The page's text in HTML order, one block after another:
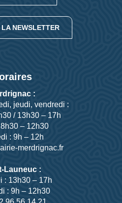
LA NEWSLETTER
:
jeudi, vendredi :
/ 13h30 – 17h
– 12h30
: 9h – 12h
merdrignac.fr
Launeuc :
: 13h30 – 17h
: 9h – 12h30